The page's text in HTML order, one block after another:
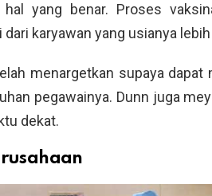
hal yang benar. Proses
dari karyawan yang usianya
menargetkan supaya dapat
pegawainya. Dunn juga
dekat.